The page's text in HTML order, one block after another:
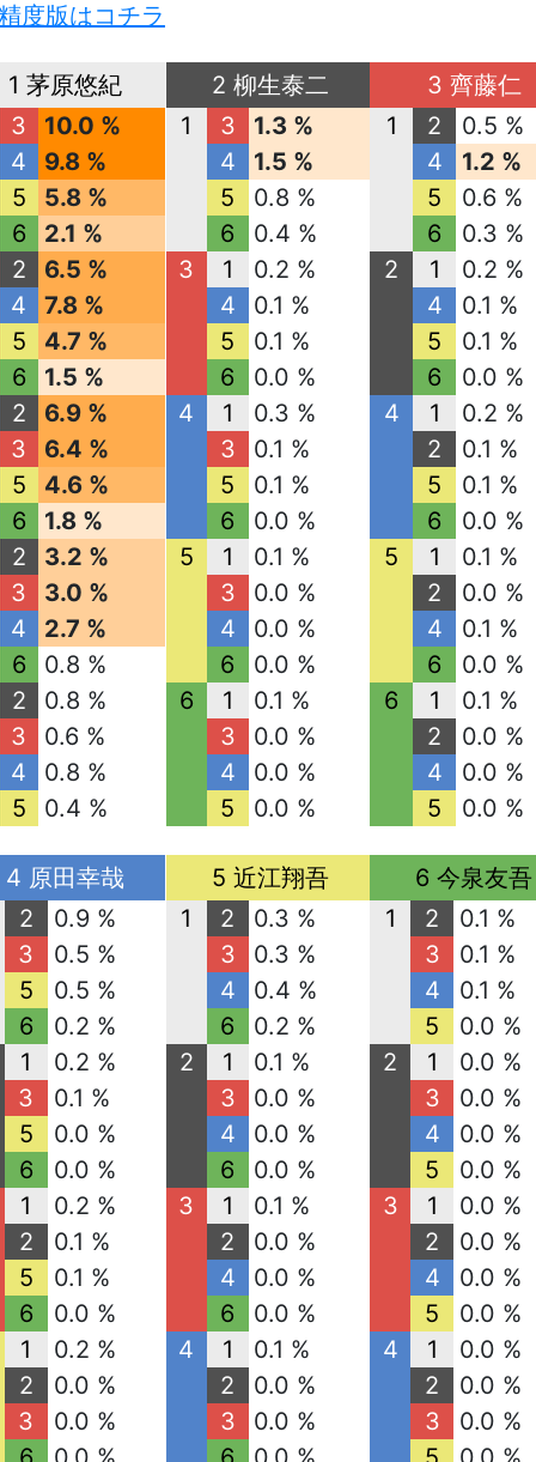
度版はコチラ
1 茅原悠紀
3
10.0 %
4
9.8 %
5
5.8 %
6
2.1 %
2
6.5 %
4
7.8 %
5
4.7 %
6
1.5 %
2
6.9 %
3
6.4 %
5
4.6 %
6
1.8 %
2
3.2 %
3
3.0 %
4
2.7 %
6
0.8 %
2
0.8 %
3
0.6 %
4
0.8 %
5
0.4 %
2 柳生泰二
1
3
1.3 %
4
1.5 %
5
0.8 %
6
0.4 %
3
1
0.2 %
4
0.1 %
5
0.1 %
6
0.0 %
4
1
0.3 %
3
0.1 %
5
0.1 %
6
0.0 %
5
1
0.1 %
3
0.0 %
4
0.0 %
6
0.0 %
6
1
0.1 %
3
0.0 %
4
0.0 %
5
0.0 %
3 齊藤仁
1
2
0.5 %
4
1.2 %
5
0.6 %
6
0.3 %
2
1
0.2 %
4
0.1 %
5
0.1 %
6
0.0 %
4
1
0.2 %
2
0.1 %
5
0.1 %
6
0.0 %
5
1
0.1 %
2
0.0 %
4
0.1 %
6
0.0 %
6
1
0.1 %
2
0.0 %
4
0.0 %
5
0.0 %
4 原田幸哉
2
0.9 %
3
0.5 %
5
0.5 %
6
0.2 %
1
0.2 %
3
0.1 %
5
0.0 %
6
0.0 %
1
0.2 %
2
0.1 %
5
0.1 %
6
0.0 %
1
0.2 %
2
0.0 %
3
0.0 %
5 近江翔吾
1
2
0.3 %
3
0.3 %
4
0.4 %
6
0.2 %
2
1
0.1 %
3
0.0 %
4
0.0 %
6
0.0 %
3
1
0.1 %
2
0.0 %
4
0.0 %
6
0.0 %
4
1
0.1 %
2
0.0 %
3
0.0 %
6 今泉友吾
1
2
0.1 %
3
0.1 %
4
0.1 %
5
0.0 %
2
1
0.0 %
3
0.0 %
4
0.0 %
5
0.0 %
3
1
0.0 %
2
0.0 %
4
0.0 %
5
0.0 %
4
1
0.0 %
2
0.0 %
3
0.0 %